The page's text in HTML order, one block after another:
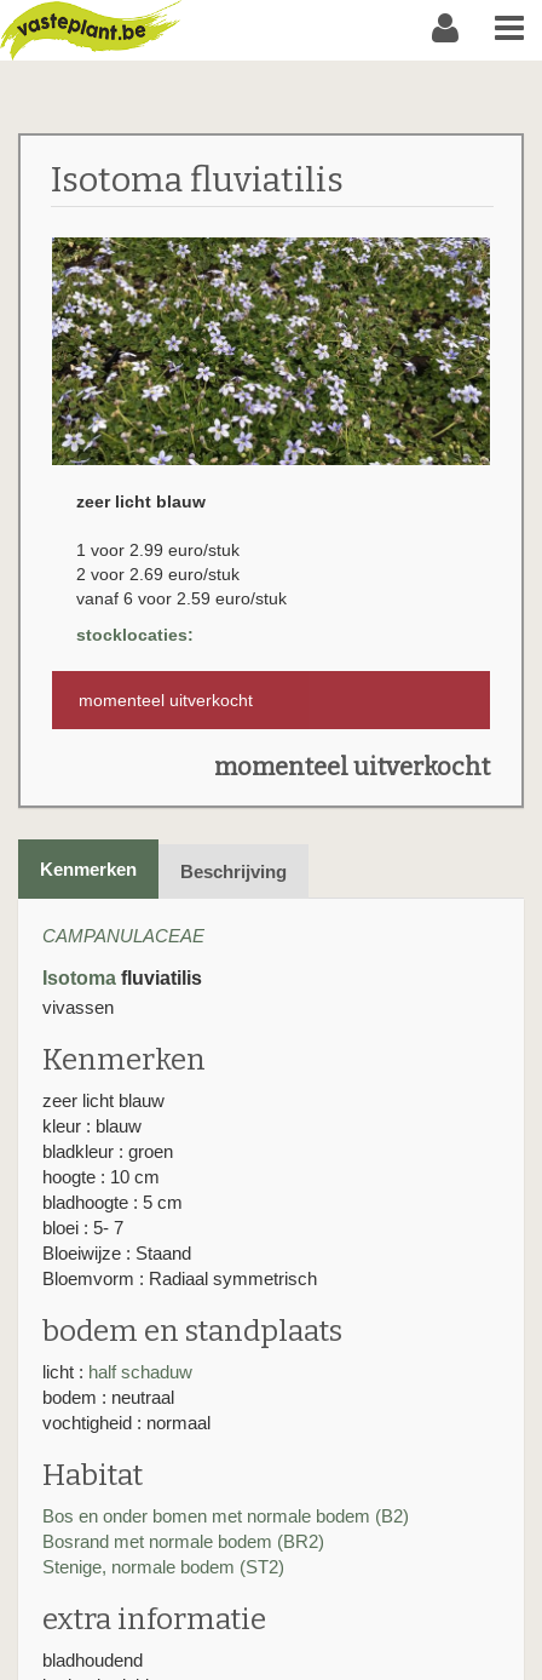
Isotoma fluviatilis
zeer licht blauw
1 voor 2.99 euro/stuk
2 voor 2.69 euro/stuk
vanaf 6 voor 2.59 euro/stuk
stocklocaties:
momenteel uitverkocht
momenteel uitverkocht
Kenmerken Beschrijving
CAMPANULACEAE
Isotoma fluviatilis
vivassen
Kenmerken
zeer licht blauw
kleur : blauw
bladkleur : groen
hoogte : 10 cm
bladhoogte : 5 cm
bloei : 5- 7
Bloeiwijze : Staand
Bloemvorm : Radiaal symmetrisch
bodem en standplaats
licht : half schaduw
bodem : neutraal
vochtigheid : normaal
Habitat
Bos en onder bomen met normale bodem (B2)
Bosrand met normale bodem (BR2)
Stenige, normale bodem (ST2)
extra informatie
bladhoudend